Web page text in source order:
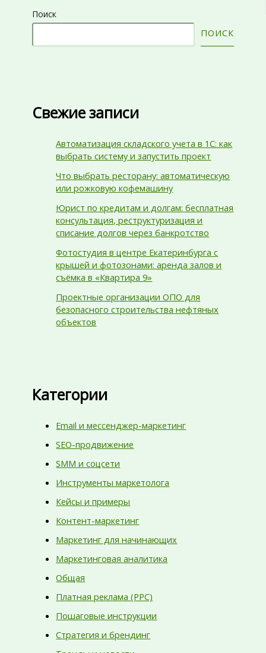
Поиск
ПОИСК
Свежие записи
Автоматизация складского учета в 1С: как
выбрать систему и запустить проект
Что выбрать ресторану: автоматическую
или рожковую кофемашину
Юрист по кредитам и долгам: бесплатная
консультация, реструктуризация и
списание долгов через банкротство
Фотостудия в центре Екатеринбурга с
крышей и фотозонами: аренда залов и
съёмка в «Квартира 9»
Проектные организации ОПО для
безопасного строительства нефтяных
объектов
Категории
Email и мессенджер-маркетинг
SEO-продвижение
SMM и соцсети
Инструменты маркетолога
Кейсы и примеры
Контент-маркетинг
Маркетинг для начинающих
Маркетинговая аналитика
Общая
Платная реклама (PPC)
Пошаговые инструкции
Стратегия и брендинг